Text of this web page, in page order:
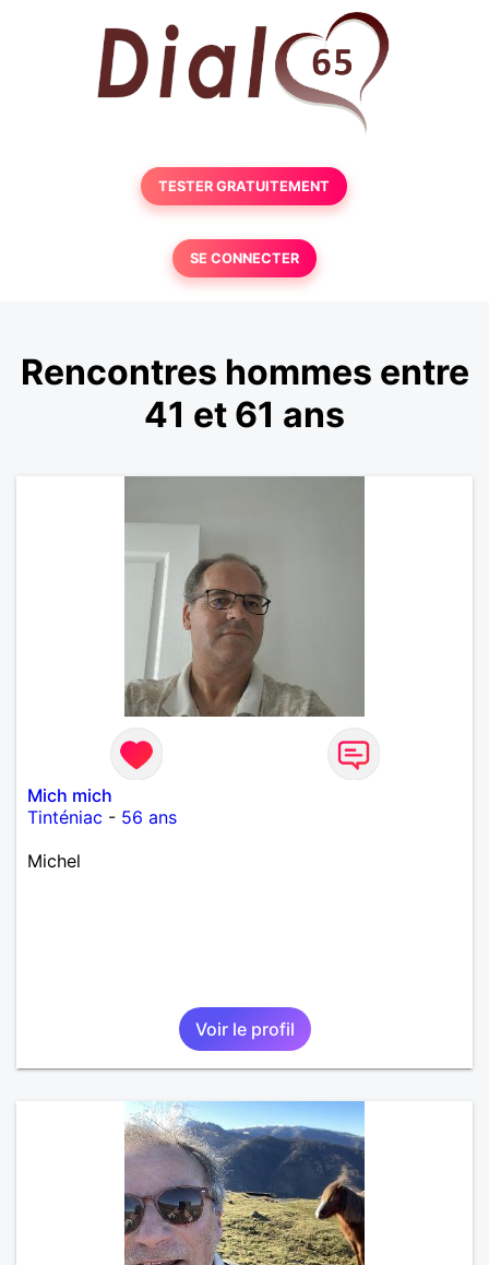
TESTER GRATUITEMENT
SE CONNECTER
Rencontres hommes entre
41 et 61 ans
Mich mich
Tinténiac - 56 ans
Michel
Voir le profil